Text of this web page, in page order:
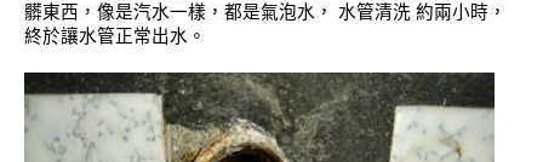
髒東西，像是汽水一樣，都是氣泡水， 水管清洗 約兩小時，
終於讓水管正常出水。